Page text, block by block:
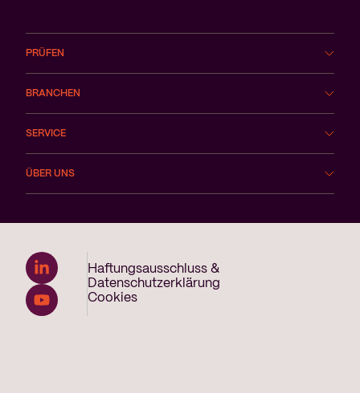
PRÜFEN
BRANCHEN
SERVICE
ÜBER UNS
Haftungsausschluss &
Datenschutzerklärung
Cookies